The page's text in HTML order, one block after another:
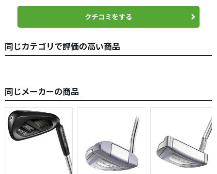
PING特有の重量配分で上下の打点のブレには強い印象があ
ります。
現状では303ステンレの削り出しパターは発売されていませ
クチコミをする
同じカテゴリで評価の高い商品
同じメーカーの商品